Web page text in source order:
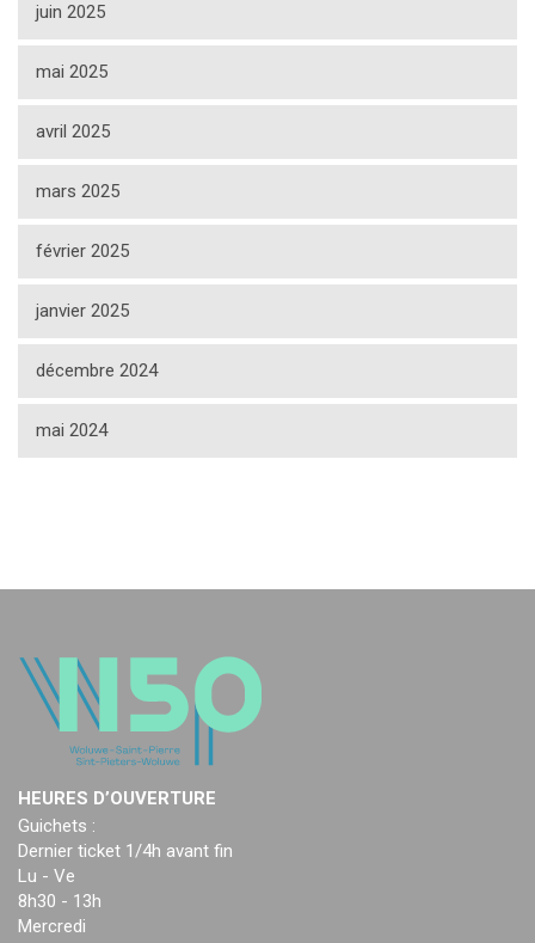
juin 2025
mai 2025
avril 2025
mars 2025
février 2025
janvier 2025
décembre 2024
mai 2024
HEURES D’OUVERTURE
Guichets :
Dernier ticket 1/4h avant fin
Lu - Ve
8h30 - 13h
Mercredi